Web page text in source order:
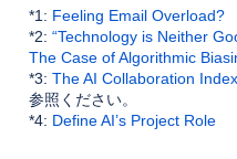
*1: Feeling Email Overload?
*2: “Technology is Neither
The Case of Algorithmic
*3: The AI Collaboration Index
参照ください。
*4: Define AI’s Project Role